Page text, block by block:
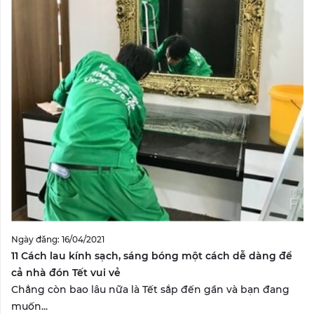
Ngày đăng: 16/04/2021
11 Cách lau kính sạch, sáng bóng một cách dễ dàng để
cả nhà đón Tết vui vẻ
Chẳng còn bao lâu nữa là Tết sắp đến gần và bạn đang
muốn...